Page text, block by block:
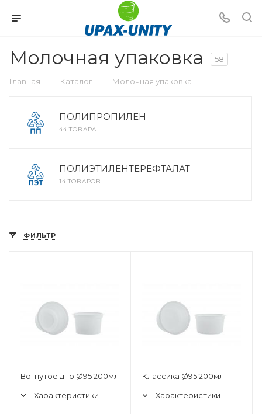
Молочная упаковка 58
Главная — Каталог — Молочная упаковка
ПОЛИПРОПИЛЕН
44 ТОВАРА
ПОЛИЭТИЛЕНТЕРЕФТАЛАТ
14 ТОВАРОВ
ФИЛЬТР
Вогнутое дно Ø95 200мл
Характеристики
Классика Ø95 200мл
Характеристики